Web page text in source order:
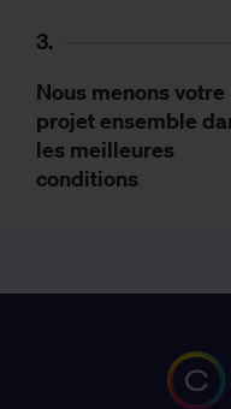
3.
Nous menons votre
projet ensemble
les meilleures
conditions